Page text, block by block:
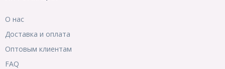
О нас
Доставка и оплата
Оптовым клиентам
FAQ